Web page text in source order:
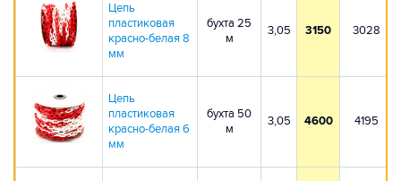
Цепь
пластиковая
красно-белая 8
мм
бухта 25
м
3,05 3150 3028
Цепь
пластиковая
красно-белая 6
мм
бухта 50
м
3,05 4600 4195